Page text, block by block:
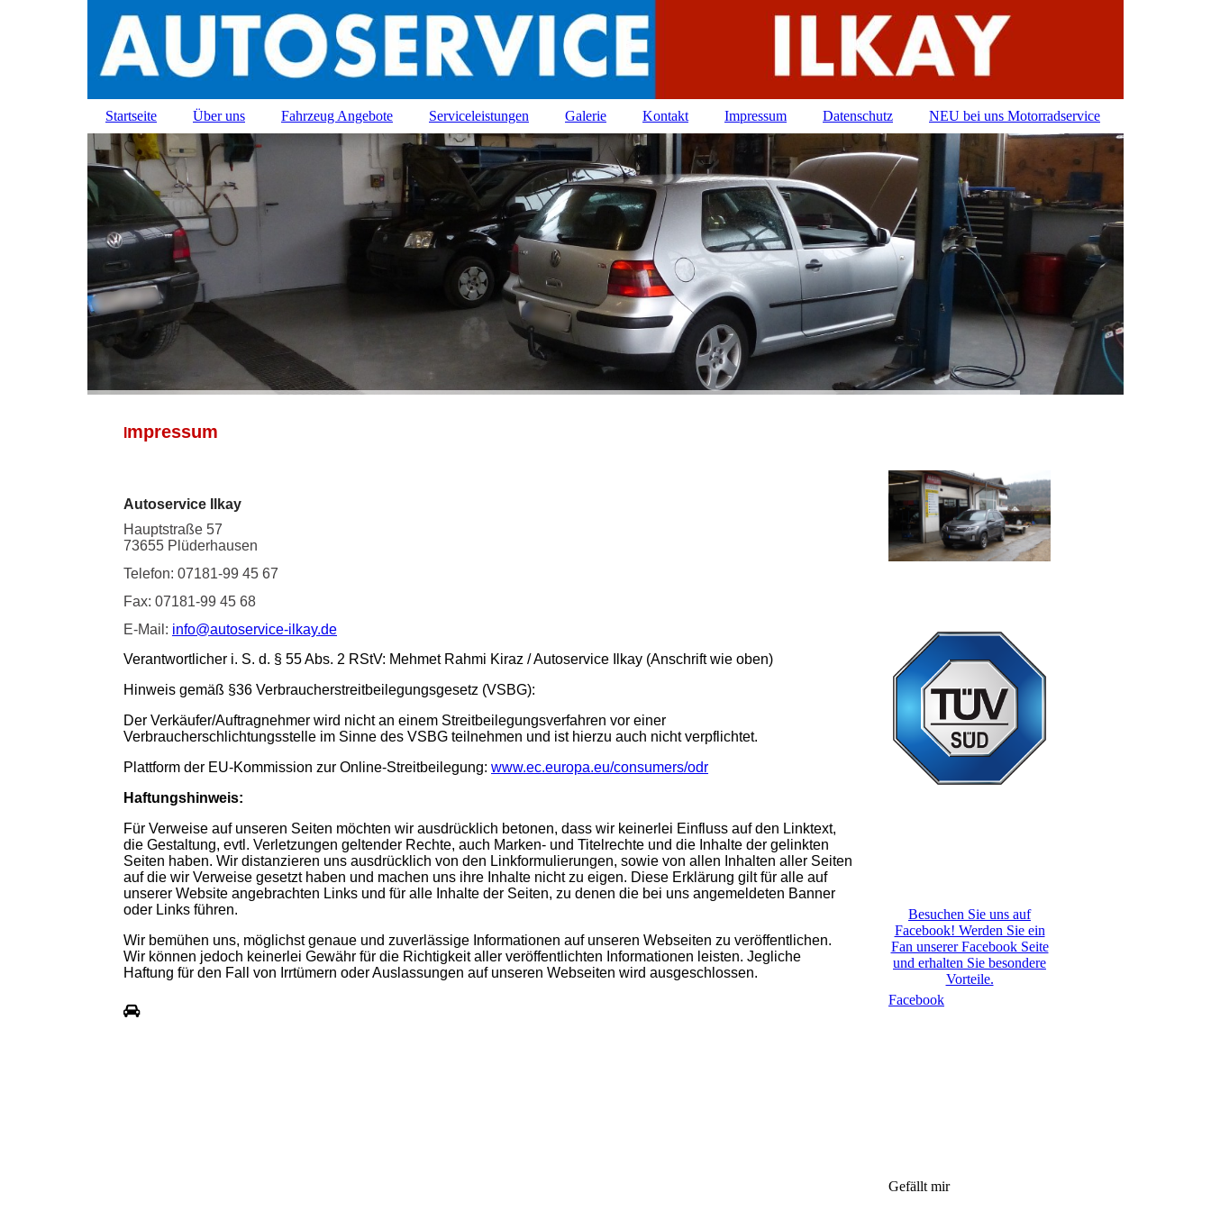
Startseite Über uns Fahrzeug Angebote Serviceleistungen Galerie Kontakt Impressum Datenschutz NEU bei uns Motorradservice
mpressum
​Autoservice Ilkay
Hauptstraße 57
73655 Plüderhausen
Telefon: 07181-99 45 67
Fax: 07181-99 45 68
E-Mail: info@autoservice-ilkay.de
Verantwortlicher i. S. d. § 55 Abs. 2 RStV: Mehmet Rahmi Kiraz / Autoservice Ilkay (Anschrift wie oben)
Hinweis gemäß §36 Verbraucherstreitbeilegungsgesetz (VSBG):
Der Verkäufer/Auftragnehmer wird nicht an einem Streitbeilegungsverfahren vor einer
Verbraucherschlichtungsstelle im Sinne des VSBG teilnehmen und ist hierzu auch nicht verpflichtet.
Plattform der EU-Kommission zur Online-Streitbeilegung: www.ec.europa.eu/consumers/odr
Haftungshinweis:
Für Verweise auf unseren Seiten möchten wir ausdrücklich betonen, dass wir keinerlei Einfluss auf den Linktext,
die Gestaltung, evtl. Verletzungen geltender Rechte, auch Marken- und Titelrechte und die Inhalte der gelinkten
Seiten haben. Wir distanzieren uns ausdrücklich von den Linkformulierungen, sowie von allen Inhalten aller Seiten
auf die wir Verweise gesetzt haben und machen uns ihre Inhalte nicht zu eigen. Diese Erklärung gilt für alle auf
unserer Website angebrachten Links und für alle Inhalte der Seiten, zu denen die bei uns angemeldeten Banner
oder Links führen.
Wir bemühen uns, möglichst genaue und zuverlässige Informationen auf unseren Webseiten zu veröffentlichen.
Wir können jedoch keinerlei Gewähr für die Richtigkeit aller veröffentlichten Informationen leisten. Jegliche
Haftung für den Fall von Irrtümern oder Auslassungen auf unseren Webseiten wird ausgeschlossen.
Besuchen Sie uns auf
Facebook! Werden Sie ein
Fan unserer Facebook Seite
und erhalten Sie besondere
Vorteile.
Facebook
Gefällt mir